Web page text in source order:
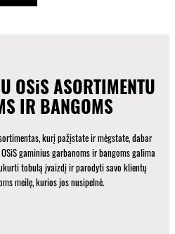
OSiS ASORTIMENTU
IR BANGOMS
kurį pažįstate ir mėgstate, dabar
gaminius garbanoms ir bangoms galima
tobulą įvaizdį ir parodyti savo klientų
meilę, kurios jos nusipelnė.